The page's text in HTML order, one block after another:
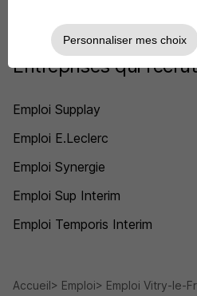
Entreprises qui
Emploi Supplay
Emploi E.Leclerc
Emploi Synergie
Emploi Sup Interim
Emploi Temporis Interim
Accueil Emploi
Emploi Vitry-le-
Personnaliser mes choix